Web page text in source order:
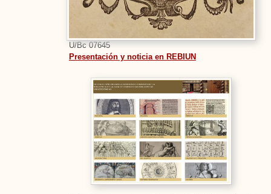
U/Bc 07645
Presentación y noticia en REBIUN